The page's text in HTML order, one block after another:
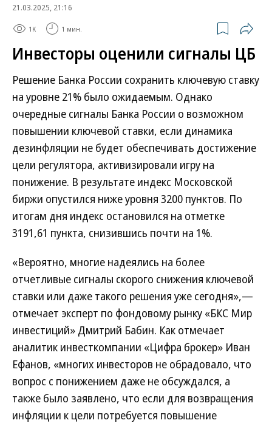
21.03.2025, 21:16
1K 1 мин.
Инвесторы оценили сигналы ЦБ
Решение Банка России сохранить ключевую ставку
на уровне 21% было ожидаемым. Однако
очередные сигналы Банка России о возможном
повышении ключевой ставки, если динамика
дезинфляции не будет обеспечивать достижение
цели регулятора, активизировали игру на
понижение. В результате индекс Московской
биржи опустился ниже уровня 3200 пунктов. По
итогам дня индекс остановился на отметке
3191,61 пункта, снизившись почти на 1%.
«Вероятно, многие надеялись на более
отчетливые сигналы скорого снижения ключевой
ставки или даже такого решения уже сегодня»,—
отмечает эксперт по фондовому рынку «БКС Мир
инвестиций» Дмитрий Бабин. Как отмечает
аналитик инвесткомпании «Цифра брокер» Иван
Ефанов, «многих инвесторов не обрадовало, что
вопрос с понижением даже не обсуждался, а
также было заявлено, что если для возвращения
инфляции к цели потребуется повышение